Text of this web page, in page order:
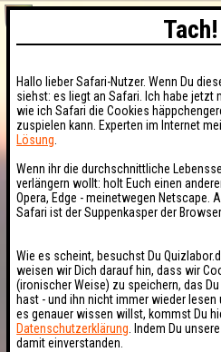
Tach!
Hallo lieber Safari-Nutzer. Wenn Du
siehst: es liegt an Safari. Ich habe jetzt
wie ich Safari die Cookies
zuspielen kann. Experten im Internet
Lösung
Wenn ihr die durchschnittliche
verlängern wollt: holt Euch einen
Opera, Edge - meinetwegen Netscape.
Safari ist der Suppenkasper der Browser.
Wie es scheint, besuchst Du
weisen wir Dich darauf hin, dass wir
(ironischer Weise) zu speichern, das
hast - und ihn nicht immer wieder
es genauer wissen willst, kommst Du
Datenschutzerklärung . Indem Du
damit einverstanden.